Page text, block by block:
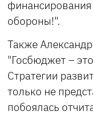
обороны!".
Также
"Госбюджет –
Стратегии
только не
побоялась